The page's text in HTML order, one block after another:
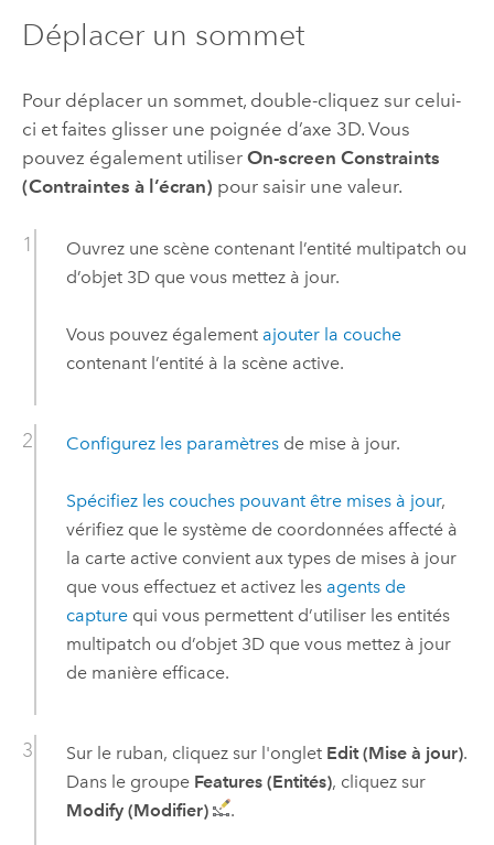
Déplacer un sommet
Pour déplacer un sommet, double-cliquez sur celui-
ci et faites glisser une poignée d’axe 3D. Vous
pouvez également utiliser On-screen Constraints
(Contraintes à l’écran) pour saisir une valeur.
Ouvrez une scène contenant l’entité multipatch ou
d’objet 3D que vous mettez à jour.
Vous pouvez également ajouter la couche
contenant l’entité à la scène active.
Configurez les paramètresde mise à jour.
Spécifiez les couches pouvant être mises à jour,
vérifiez que le système de coordonnées affecté à
la carte active convient aux types de mises à jour
que vous effectuez et activez les agents de
capturequi vous permettent d’utiliser les entités
multipatch ou d’objet 3D que vous mettez à jour
de manière efficace.
Sur le ruban, cliquez sur l'onglet Edit (Mise à jour).
Dans le groupe Features (Entités), cliquez sur
Modify (Modifier)
.